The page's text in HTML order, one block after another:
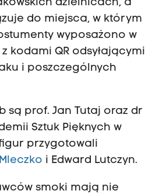
dzielnicach, a
do miejsca, w którym
wyposażono w
kodami QR odsyłającymi
i poszczególnych
są prof. Jan Tutaj oraz dr
Sztuk Pięknych w
przygotowali
i Edward Lutczyn.
smoki mają nie